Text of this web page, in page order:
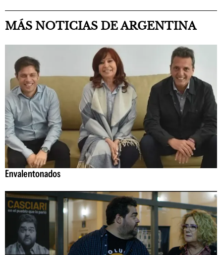
MÁS NOTICIAS DE ARGENTINA
Envalentonados